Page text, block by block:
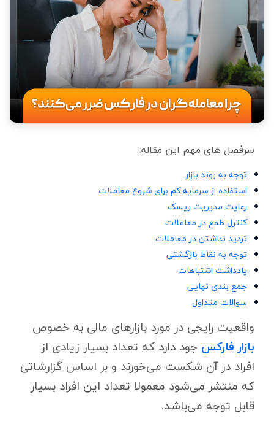
سرفصل های مهم این مقاله:
توجه به روند بازار
استفاده از سرمایه کم برای شروع معاملات
رعایت مدیریت ریسک
کنترل طمع در معاملات
تردید نداشتن در معاملات
توجه به نقاط بازگشتی
یادداشت اشتباهات
جمع بندی نهایی
سوالات متداول
واقعیت رایجی در مورد بازارهای مالی به خصوص
بازار فارکس جود دارد که تعداد بسیار زیادی از
افراد در آن شکست می‌خورند و بر اساس گزارشاتی
که منتشر می‌شود معمولا تعداد این افراد بسیار
قابل توجه می‌باشد.